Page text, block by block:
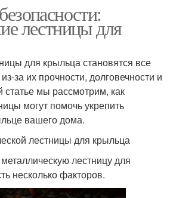
лестницы для
для крыльца становятся все
за их прочности, долговечности и
статье мы рассмотрим, как
могут помочь укрепить
вашего дома.
лестницы для крыльца
лестницу для
несколько факторов.